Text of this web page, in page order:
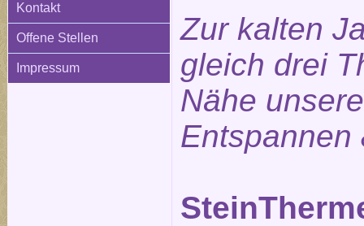
Kontakt
Offene Stellen
Impressum
Zur kalten
gleich drei
Nähe
Entspannen